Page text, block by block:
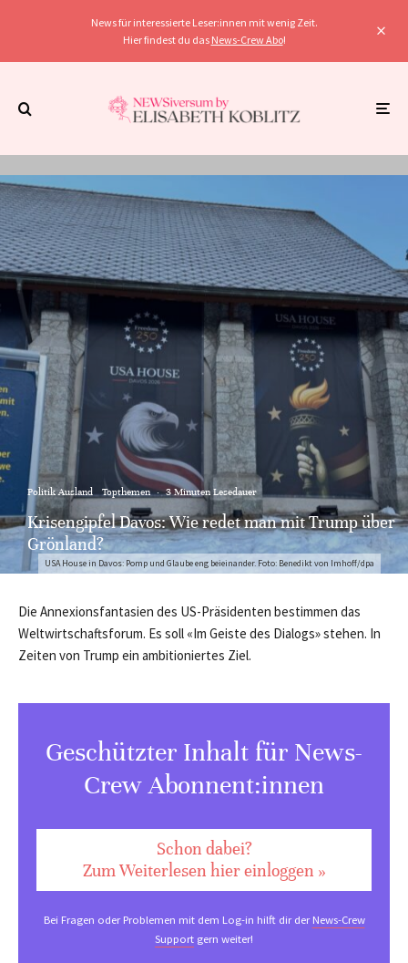
News für interessierte Leser:innen mit wenig Zeit.
Hier findest du das News-Crew Abo!
USA House in Davos: Pomp und Glaube eng beieinander. Foto: Benedikt von Imhoff/dpa
Politik Ausland Topthemen · 3 Minuten Lesedauer
Krisengipfel Davos: Wie redet man mit Trump über
Grönland?
Die Annexionsfantasien des US-Präsidenten bestimmen das
Weltwirtschaftsforum. Es soll «Im Geiste des Dialogs» stehen. In
Zeiten von Trump ein ambitioniertes Ziel.
Geschützter Inhalt für News-
Crew Abonnent:innen
Schon dabei?
Zum Weiterlesen hier einloggen »
Bei Fragen oder Problemen mit dem Log-in hilft dir derNews-Crew
Support gern weiter!